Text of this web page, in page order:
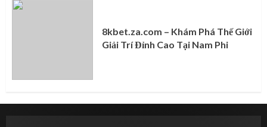
8kbet.za.com – Khám Phá Thế Giới
Giải Trí Đỉnh Cao Tại Nam Phi